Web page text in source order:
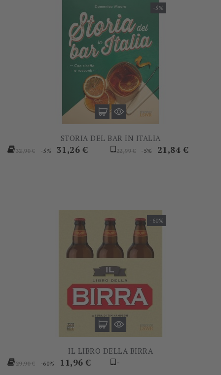
-5%
STORIA DEL BAR IN ITALIA
Prezzo
32,90 € -5% Prezzo
31,26 €
Prezzo
22,99 € -5% Prezzo
21,84 €
-60%
IL LIBRO DELLA BIRRA
Prezzo
29,90 € -60% Prezzo
11,96 € -